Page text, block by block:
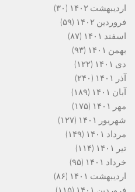
اردیبهشت ۱۴۰۲
(۳۰)
فروردین ۱۴۰۲
(۵۹)
اسفند ۱۴۰۱
(۸۷)
بهمن ۱۴۰۱
(۹۳)
دی ۱۴۰۱
(۱۲۲)
آذر ۱۴۰۱
(۲۴۰)
آبان ۱۴۰۱
(۱۸۹)
مهر ۱۴۰۱
(۱۷۵)
شهریور ۱۴۰۱
(۱۲۷)
مرداد ۱۴۰۱
(۱۴۹)
تیر ۱۴۰۱
(۱۱۴)
خرداد ۱۴۰۱
(۹۵)
اردیبهشت ۱۴۰۱
(۸۶)